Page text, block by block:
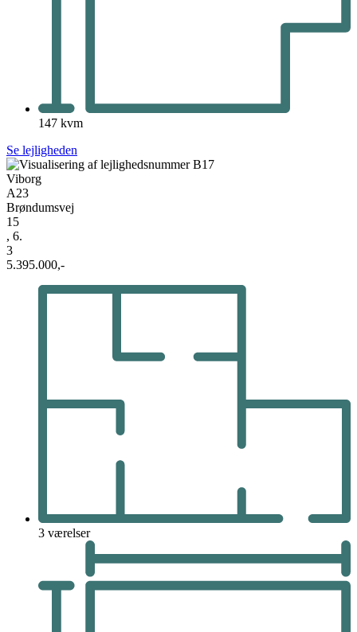
147 kvm
Se lejligheden
Viborg
A23
Brøndumsvej
15
, 6.
3
5.395.000,-
3 værelser